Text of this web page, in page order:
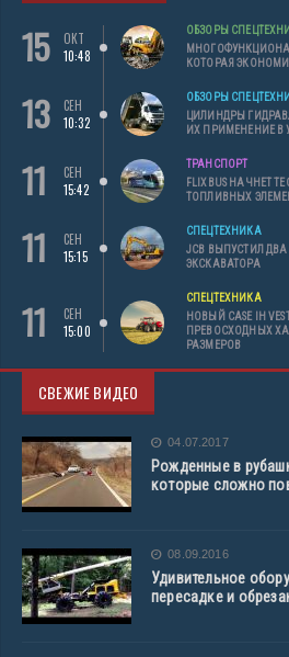
15
ОКТ
10:48
ОБЗОРЫ
КОТОРАЯ
13
СЕН
10:32
ОБЗОРЫ
ЦИЛИНДРЫ
ИХ ПРИМЕНЕНИЕ В
11
СЕН
15:42
ТРАНСПОРТ
FLIXBUS НАЧНЕТ
ТОПЛИВНЫХ
11
СЕН
15:15
СПЕЦТЕХНИКА
JCB ВЫПУСТИЛ
ЭКСКАВАТОРА
11
СЕН
15:00
СПЕЦТЕХНИКА
НОВЫЙ CASE IH
ПРЕВОСХОДНЫХ
РАЗМЕРОВ
СВЕЖИЕ ВИДЕО
04.07.2017
Рожденные в
которые сложно
08.09.2016
Удивительное
пересадке и